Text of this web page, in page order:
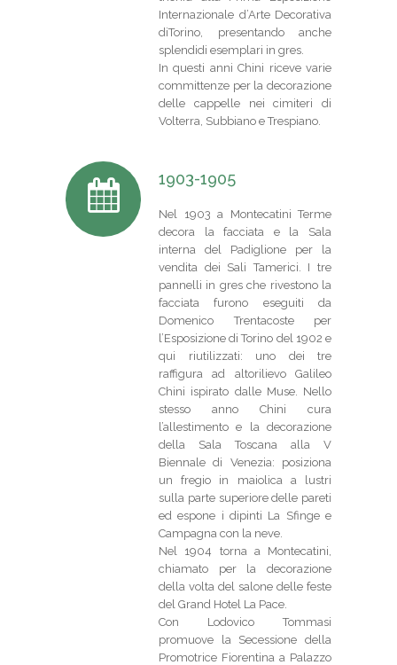
Internazionale d’Arte Decorativa
diTorino, presentando anche
splendidi esemplari in gres.
In questi anni Chini riceve varie
committenze per la decorazione
delle cappelle nei cimiteri di
Volterra, Subbiano e Trespiano.
1903-1905
Nel 1903 a Montecatini Terme
decora la facciata e la Sala
interna del Padiglione per la
vendita dei Sali Tamerici. I tre
pannelli in gres che rivestono la
facciata furono eseguiti da
Domenico Trentacoste per
l’Esposizione di Torino del 1902 e
qui riutilizzati: uno dei tre
raffigura ad altorilievo Galileo
Chini ispirato dalle Muse. Nello
stesso anno Chini cura
l’allestimento e la decorazione
della Sala Toscana alla V
Biennale di Venezia: posiziona
un fregio in maiolica a lustri
sulla parte superiore delle pareti
ed espone i dipinti La Sfinge e
Campagna con la neve.
Nel 1904 torna a Montecatini,
chiamato per la decorazione
della volta del salone delle feste
del Grand Hotel La Pace.
Con Lodovico Tommasi
promuove la Secessione della
Promotrice Fiorentina a Palazzo